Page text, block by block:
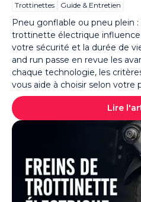
Trottinettes Guide & Entretien
Pneu gonflable ou pneu plein
trottinette électrique
votre sécurité et la durée de
and run passe en revue les
chaque technologie, les
vous aide à choisir selon votre
Lire